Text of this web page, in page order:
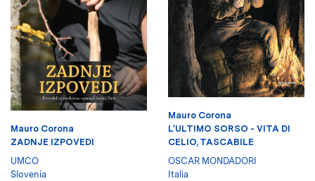
Mauro Corona
ZADNJE IZPOVEDI
UMCO
Slovenia
Mauro Corona
L'ULTIMO SORSO - VITA DI
CELIO, TASCABILE
OSCAR MONDADORI
Italia